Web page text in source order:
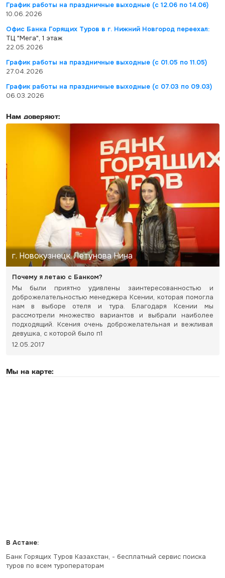
График работы на праздничные выходные (с 12.06 по 14.06)
10.06.2026
Офис Банка Горящих Туров в г. Нижний Новгород переехал:
ТЦ "Мега", 1 этаж
22.05.2026
График работы на праздничные выходные (с 01.05 по 11.05)
27.04.2026
График работы на праздничные выходные (с 07.03 по 09.03)
06.03.2026
Нам доверяют:
г. Новокузнецк, Летунова Нина
Почему я летаю с Банком?
Мы были приятно удивлены заинтересованностью и
доброжелательностью менеджера Ксении, которая помогла
нам в выборе отеля и тура. Благодаря Ксении мы
рассмотрели множество вариантов и выбрали наиболее
подходящий. Ксения очень доброжелательная и вежливая
девушка, с которой было п1
12.05.2017
Мы на карте:
В Астане:
Банк Горящих Туров Казахстан, - бесплатный сервис поиска
туров по всем туроператорам